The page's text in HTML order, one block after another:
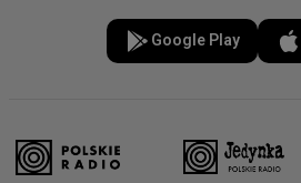
Google Play